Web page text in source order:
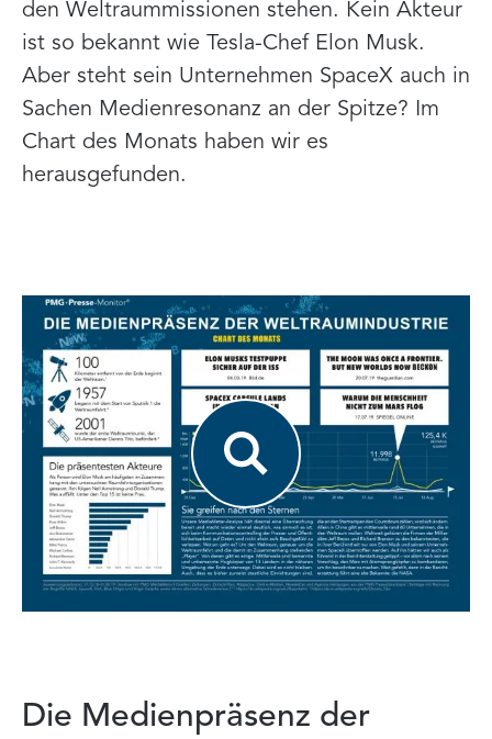
den Weltraummissionen stehen. Kein Akteur
ist so bekannt wie Tesla-Chef Elon Musk.
Aber steht sein Unternehmen SpaceX auch in
Sachen Medienresonanz an der Spitze? Im
Chart des Monats haben wir es
herausgefunden.
Die Medienpräsenz der